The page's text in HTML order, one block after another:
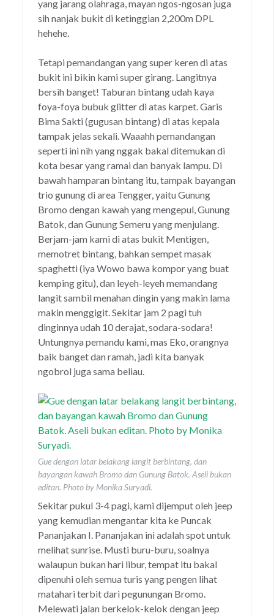
yang jarang olahraga, mayan ngos-ngosan juga
sih nanjak bukit di ketinggian 2,200m DPL
hehehe.
Tetapi pemandangan yang super keren di atas
bukit ini bikin kami super girang. Langitnya
bersih banget! Taburan bintang udah kaya
foya-foya bubuk glitter di atas karpet. Garis
Bima Sakti (gugusan bintang) di atas kepala
tampak jelas sekali. Waaahh pemandangan
seperti ini nih yang nggak bakal ditemukan di
kota besar yang ramai dan banyak lampu. Di
bawah hamparan bintang itu, tampak bayangan
trio gunung di area Tengger, yaitu Gunung
Bromo dengan kawah yang mengepul, Gunung
Batok, dan Gunung Semeru yang menjulang.
Berjam-jam kami di atas bukit Mentigen,
memotret bintang, bahkan sempet masak
spaghetti (iya Wowo bawa kompor yang buat
kemping gitu), dan leyeh-leyeh memandang
langit sambil menahan dingin yang makin lama
makin menggigit. Sekitar jam 2 pagi tuh
dinginnya udah 10 derajat, sodara-sodara!
Untungnya pemandu kami, mas Eko, orangnya
baik banget dan ramah, jadi kita banyak
ngobrol juga sama beliau.
Gue dengan latar belakang langit berbintang, dan
bayangan kawah Bromo dan Gunung Batok. Aseli bukan
editan. Photo by Monika Suryadi.
Sekitar pukul 3-4 pagi, kami dijemput oleh jeep
yang kemudian mengantar kita ke Puncak
Pananjakan I. Pananjakan ini adalah spot untuk
melihat sunrise. Musti buru-buru, soalnya
walaupun bukan hari libur, tempat itu bakal
dipenuhi oleh semua turis yang pengen lihat
matahari terbit dari pegunungan Bromo.
Melewati jalan berkelok-kelok dengan jeep